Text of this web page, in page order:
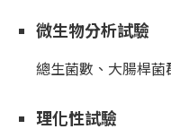
微生物分析試驗
總生菌數、大腸桿
理化性試驗